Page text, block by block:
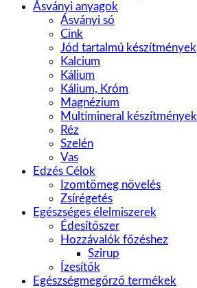
Ásványi anyagok
Ásványi só
Cink
Jód tartalmú készítmények
Kalcium
Kálium
Kálium, Króm
Magnézium
Multimineral készítmények
Réz
Szelén
Vas
Edzés Célok
Izomtömeg növelés
Zsírégetés
Egészséges élelmiszerek
Édesítőszer
Hozzávalók főzéshez
Szirup
Ízesítők
Egészségmegőrző termékek